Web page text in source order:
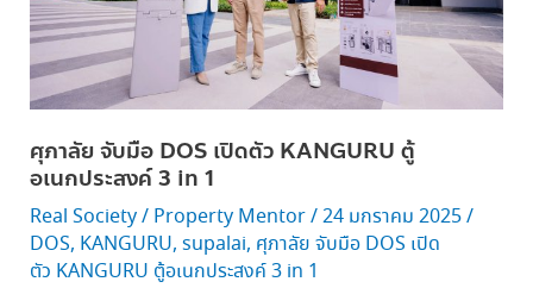
ศุภาลัย จับมือ DOS เปิดตัว KANGURU ตู้
อเนกประสงค์ 3 in 1
Real Society/ Property Mentor/24 มกราคม 2025/
DOS, KANGURU, supalai, ศุภาลัย จับมือ DOS เปิด
ตัว KANGURU ตู้อเนกประสงค์ 3 in 1